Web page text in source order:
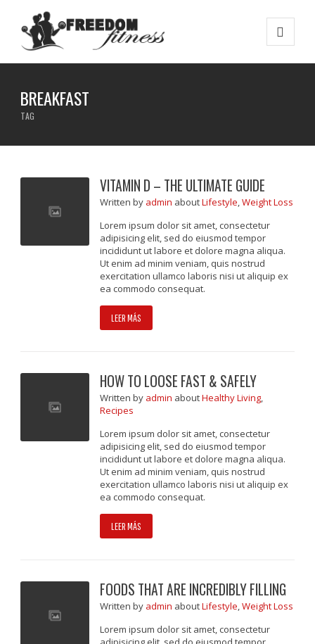
BREAKFAST
TAG
VITAMIN D – THE ULTIMATE GUIDE
Writtenby admin aboutLifestyle,Weight Loss
Lorem ipsum dolor sit amet, consectetur
adipisicing elit, sed do eiusmod tempor
incididunt ut labore et dolore magna aliqua.
Ut enim ad minim veniam, quis nostrud
exercitation ullamco laboris nisi ut aliquip ex
ea commodo consequat.
LEER MÁS
HOW TO LOOSE FAST & SAFELY
Writtenby admin aboutHealthy Living,
Recipes
Lorem ipsum dolor sit amet, consectetur
adipisicing elit, sed do eiusmod tempor
incididunt ut labore et dolore magna aliqua.
Ut enim ad minim veniam, quis nostrud
exercitation ullamco laboris nisi ut aliquip ex
ea commodo consequat.
LEER MÁS
FOODS THAT ARE INCREDIBLY FILLING
Writtenby admin aboutLifestyle,Weight Loss
Lorem ipsum dolor sit amet, consectetur